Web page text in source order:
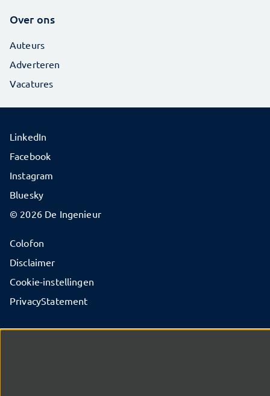
Over ons
Auteurs
Adverteren
Vacatures
© 2026 De Ingenieur
Colofon
Disclaimer
Cookie-instellingen
PrivacyStatement
LinkedIn
Facebook
Instagram
Bluesky